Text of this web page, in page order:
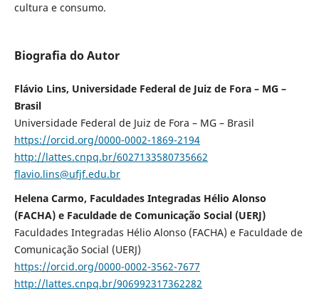
cultura e consumo.
Biografia do Autor
Flávio Lins, Universidade Federal de Juiz de Fora – MG –
Brasil
Universidade Federal de Juiz de Fora – MG – Brasil
https://orcid.org/0000-0002-1869-2194
http://lattes.cnpq.br/6027133580735662
flavio.lins@ufjf.edu.br
Helena Carmo, Faculdades Integradas Hélio Alonso
(FACHA) e Faculdade de Comunicação Social (UERJ)
Faculdades Integradas Hélio Alonso (FACHA) e Faculdade de
Comunicação Social (UERJ)
https://orcid.org/0000-0002-3562-7677
http://lattes.cnpq.br/906992317362282